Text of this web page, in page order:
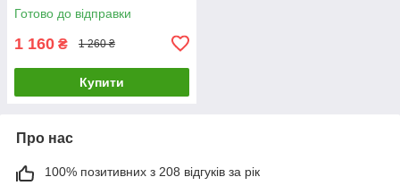
Готово до відправки
1 160 ₴ 1 260 ₴
Купити
Про нас
100% позитивних з 208 відгуків за рік